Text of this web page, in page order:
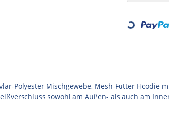
Loading...
Polyester Mischgewebe, Mesh-Futter
sowohl am Außen- als auch am